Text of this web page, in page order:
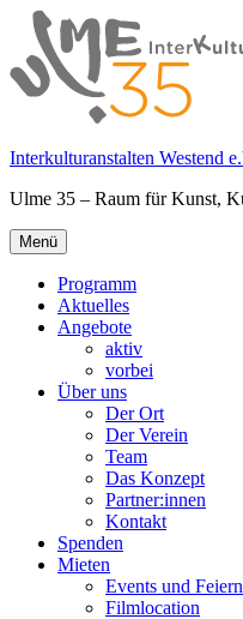
Springe
zum
Inhalt
Interkulturanstalten Westend
Ulme 35 – Raum für Kunst,
Primäres
Menü
Menü
Programm
Aktuelles
Angebote
aktiv
vorbei
Über uns
Der Ort
Der Verein
Team
Das Konzept
Partner:innen
Kontakt
Spenden
Mieten
Events und Feiern
Filmlocation